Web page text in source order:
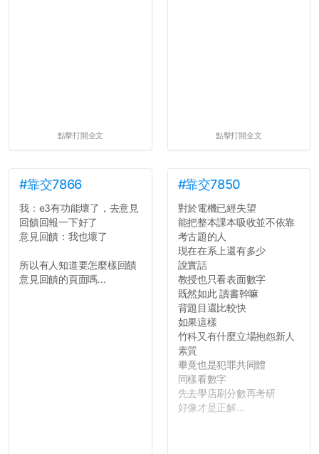
點擊打開全文 點擊打開全文
#靠交7866
我：e3有功能壞了，去意見
回饋回報一下好了
意見回饋：我也壞了
所以有人知道要怎麼樣回饋
意見回饋的頁面嗎...
#靠交7850
對於電機已經失望
能把整本課本吸收並不依靠
考古題的人
現在在系上還有多少
說實話
教授也只看表面數字
既然如此 讀書幹嘛
背題目還比較快
如果這樣
竹科又有什麼立場抱怨新人
素質
畢竟也是犯罪共同體
同樣看數字
先去學店刷分數再考研
好像才是正解...